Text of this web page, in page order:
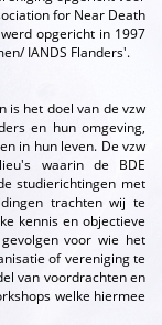
for Near Death
opgericht in 1997
IANDS Flanders'.
is het doel van de vzw
en hun omgeving,
in hun leven. De vzw
waarin de BDE
studierichtingen met
trachten wij te
kennis en objectieve
voor wie het
of vereniging te
van voordrachten en
welke hiermee